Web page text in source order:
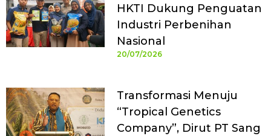
HKTI Dukung Penguatan
Industri Perbenihan
Nasional
20/07/2026
Transformasi Menuju
“Tropical Genetics
Company”, Dirut PT Sang